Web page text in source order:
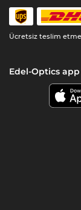
Ücretsiz teslim
Edel-Optics app